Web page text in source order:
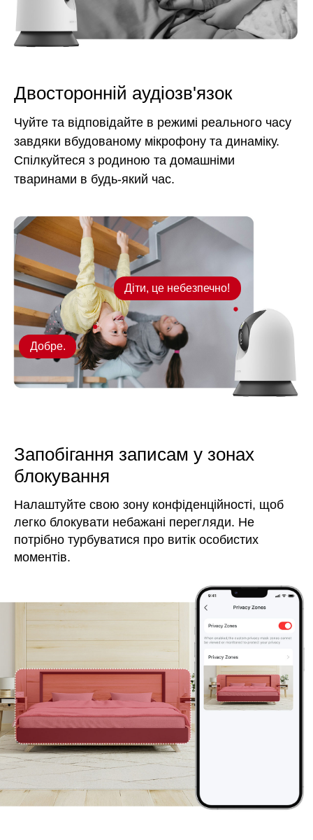
Двосторонній аудіозв'язок
Чуйте та відповідайте в режимі реального часу
завдяки вбудованому мікрофону та динаміку.
Спілкуйтеся з родиною та домашніми
тваринами в будь-який час.
Діти, це небезпечно!
Добре.
Запобігання записам у зонах
блокування
Налаштуйте свою зону конфіденційності, щоб
легко блокувати небажані перегляди. Не
потрібно турбуватися про витік особистих
моментів.